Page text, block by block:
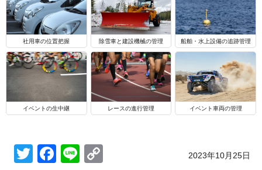
社用車の位置把握 除雪車と建設機械の管理 船舶・水上設備の追跡管理
イベントの生中継 レースの進行管理 イベント車両の管理
2023年10月25日
T
F
Li